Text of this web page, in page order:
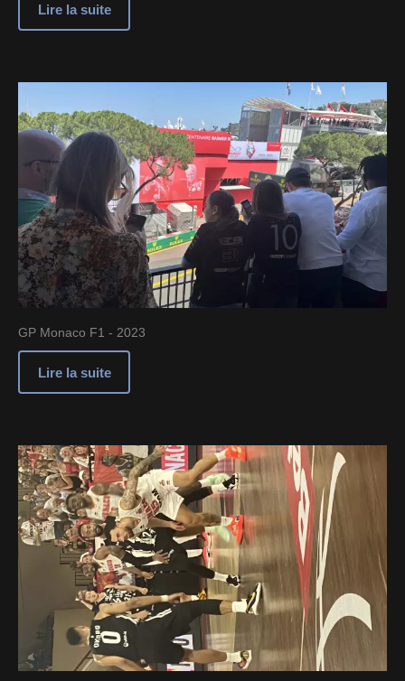
Lire la suite
GP Monaco F1 - 2023
Lire la suite